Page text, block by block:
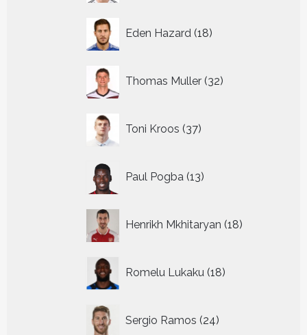
Eden Hazard 18
producten
Thomas Muller 32
producten
Toni Kroos 37
producten
Paul Pogba 13
producten
Henrikh Mkhitaryan 18
producten
Romelu Lukaku 18
producten
Sergio Ramos 24
producten